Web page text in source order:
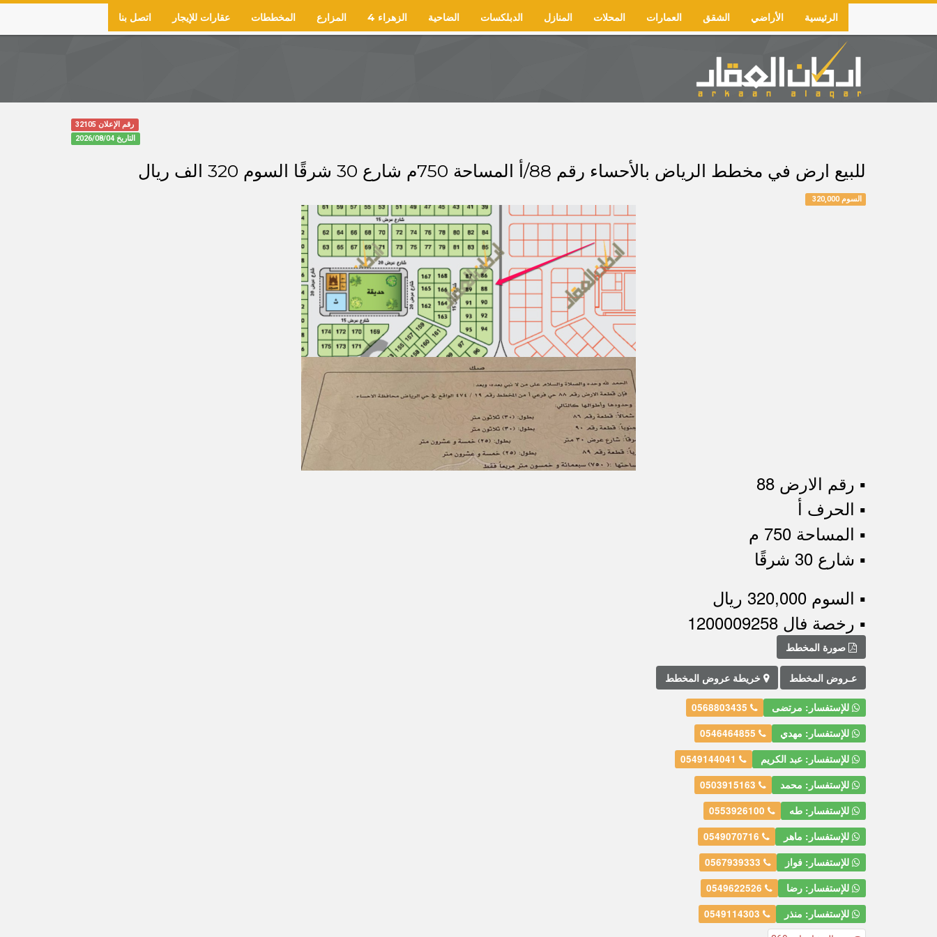
Skip
main
Main
navigation
اتصل بنا عقارات للإيجار المخططات المزارع الزهراء 4 الضاحية الدبلكسات المنازل المحلات العمارات الشقق الأراضي الرئيسية
رقم الإعلان 32105
التاريخ 2026/08/04
للبيع ارض في مخطط الرياض بالأحساء رقم 88/أ المساحة 750م شارع 30 شرقًا السوم 320 الف ريال
السوم 320,000
▪︎ رقم الارض 88
▪︎ الحرف أ
▪︎ المساحة 750 م
▪︎ شارع 30 شرقًا
▪︎ السوم 320,000 ريال
▪︎ رخصة فال 1200009258
صورة المخطط
عـروض المخطط خريطة عروض المخطط
للإستفسار: مرتضى
للإستفسار: مهدي
للإستفسار: عبد الكريم
للإستفسار: محمد
للإستفسار: طه
للإستفسار: ماهر
للإستفسار: فواز
للإستفسار: رضا
للإستفسار: منذر